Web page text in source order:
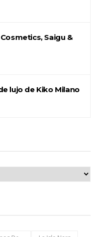
Saigu &
lujo de Kiko Milano